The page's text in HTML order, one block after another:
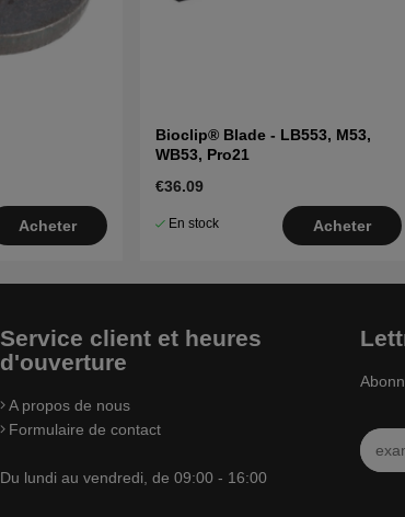
Acheter
Bioclip® Blade - LB553, M53,
WB53, Pro21
€36.09
En stock Acheter
Service client et heures
d'ouverture
A propos de nous
Formulaire de contact
Du lundi au vendredi, de 09:00 - 16:00